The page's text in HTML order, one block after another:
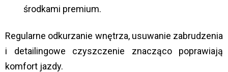
środkami premium.
Regularne odkurzanie wnętrza, usuwanie zabrudzenia
i detailingowe czyszczenie znacząco poprawiają
komfort jazdy.